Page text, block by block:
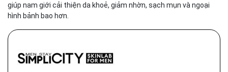
giúp nam giới cải thiện da khoẻ, giảm nhờn, sạch mụn và ngoại
hình bảnh bao hơn.